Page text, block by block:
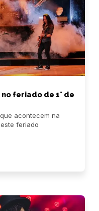
feriado de 1° de
acontecem na
feriado